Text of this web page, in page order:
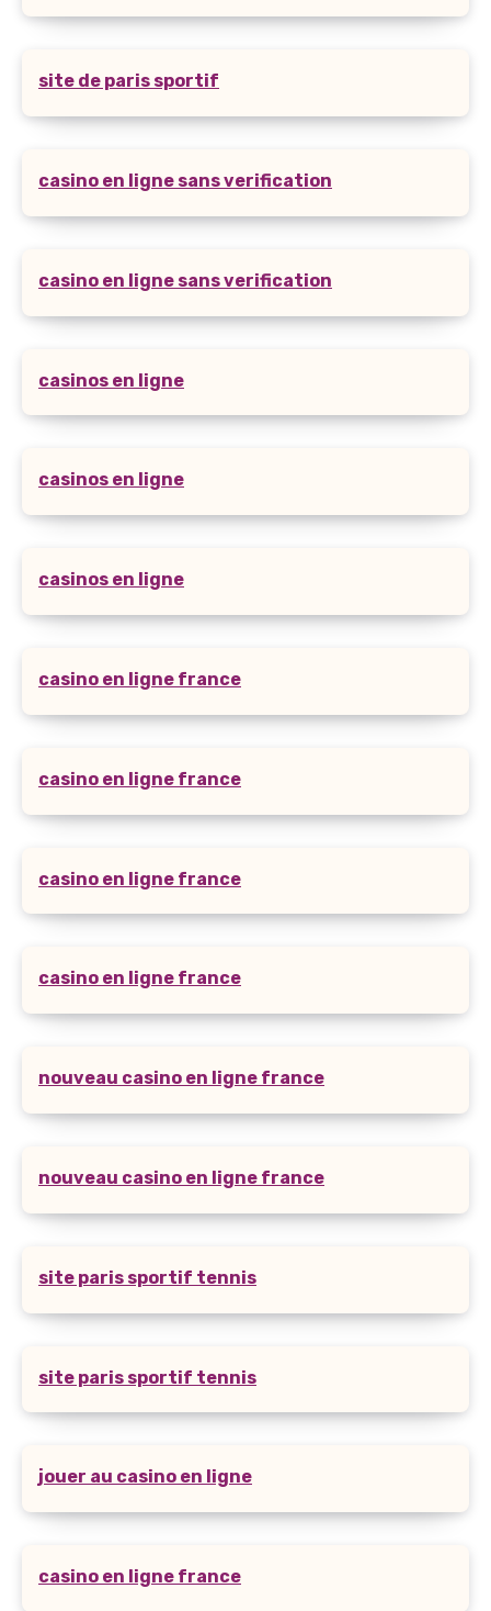
site de paris sportif
casino en ligne sans verification
casino en ligne sans verification
casinos en ligne
casinos en ligne
casinos en ligne
casino en ligne france
casino en ligne france
casino en ligne france
casino en ligne france
nouveau casino en ligne france
nouveau casino en ligne france
site paris sportif tennis
site paris sportif tennis
jouer au casino en ligne
casino en ligne france